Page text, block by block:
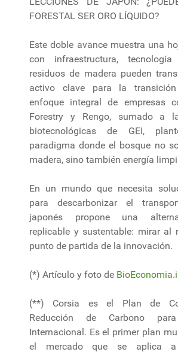
FORESTAL SER ORO LÍQUIDO?
Este doble avance muestra una
con infraestructura,
residuos de madera pueden
activo clave para la transición
enfoque integral de empresas
Forestry y Rengo, sumado a
biotecnológicas de GEI,
paradigma donde el bosque no
madera, sino también energía
En un mundo que necesita
para descarbonizar el
japonés propone una
replicable y sustentable: mirar al
punto de partida de la innovación.
(*) Artículo y foto de
(**) Corsia es el Plan de
Reducción de Carbono
Internacional. Es el primer plan
el mercado que se aplica